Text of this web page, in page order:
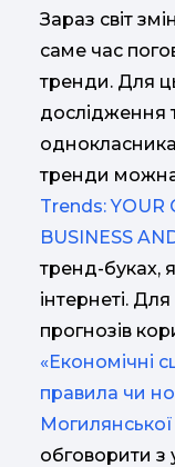
Зараз світ
саме час
тренди. Для
дослідження
тренди можна
Trends: YOUR
BUSINESS
тренд-буках,
інтернеті.
прогнозів
«Економічні
правила чи
обговорити з